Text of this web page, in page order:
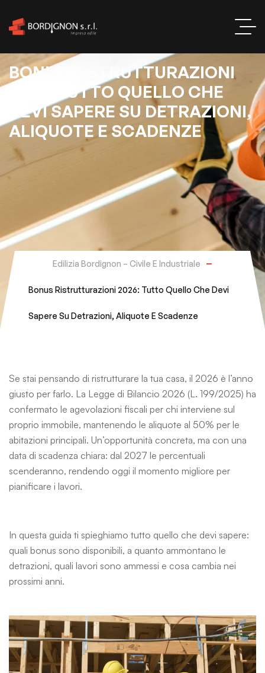
BONU RUTTURAZIONI
UTTO QUELLO CHE
DEVISAPERE SU DETRAZIONI,
ALIQUOTE E SCADENZE
Edilizia Bordignon – Civile E Industriale
Bonus Ristrutturazioni 2026: Tutto Quello Che Devi
Sapere Su Detrazioni, Aliquote E Scadenze
Se stai pensando di ristrutturare la tua casa, il 2026 è l’anno
giusto per farlo. La Legge di Bilancio 2026 (L. 199/2025) ha
confermato le agevolazioni fiscali per chi interviene sul
proprio immobile, mantenendo le aliquote al 50% per le
abitazioni principali. Un’opportunità concreta, ma con una
data di scadenza chiara: dal 2027 le percentuali
scenderanno, rendendo oggi il momento migliore per
pianificare i lavori.
In questa guida ti spieghiamo tutto quello che devi sapere:
quali bonus sono disponibili, a quanto ammontano le
detrazioni, quali lavori sono ammessi e cosa cambia nei
prossimi anni.